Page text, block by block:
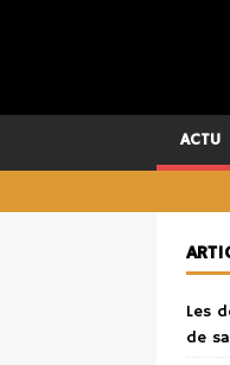
ACTU
Les
de